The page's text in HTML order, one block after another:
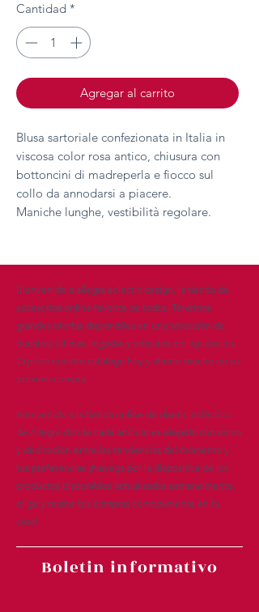
Cantidad *
Agregar al carrito
Blusa sartoriale confezionata in Italia in
viscosa color rosa antico, chiusura con
bottoncini di madreperla e fiocco sul
collo da annodarsi a piacere.
Maniche lunghe, vestibilità regolare.
Bienvenido a allegra eclectic design, la tienda de
accesorios online favorita de todos. Tenemos
grandes ofertas disponibles en una selección de
nuestras últimas llegadas y artículos en liquidación.
Explore nuestro catálogo hoy y ahorre mucho en su
próxima compra.
Bienvenido a la tienda online de diseño ecléctico
de Allegra donde cada artículo es elegido con mimo
y dedicación entre las tendencias del momento y
tus preferencias ¡Navega por la diapositiva de los
productos disponibles actualizados semanalmente,
elige y recibe tus compras cómodamente en tu
casa!
Boletin informativo